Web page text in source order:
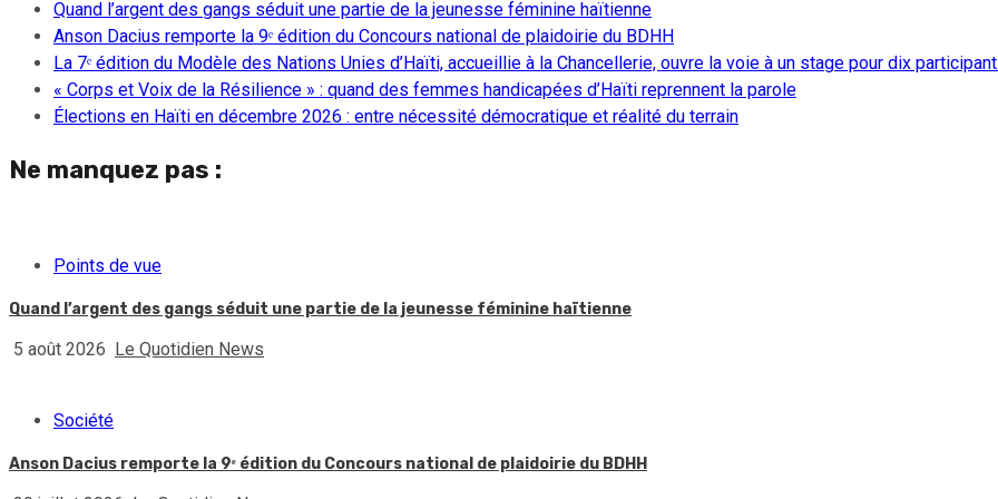
Quand l’argent des gangs séduit une partie de la jeunesse féminine haïtienne
Anson Dacius remporte la 9ᵉ édition du Concours national de plaidoirie du BDHH
La 7ᵉ édition du Modèle des Nations Unies d’Haïti, accueillie à la Chancellerie, ouvre la voie à un stage pour dix
« Corps et Voix de la Résilience » : quand des femmes handicapées d’Haïti reprennent la parole
Élections en Haïti en décembre 2026 : entre nécessité démocratique et réalité du terrain
Ne manquez pas :
Points de vue
Quand l’argent des gangs séduit une partie de la jeunesse féminine haïtienne
5 août 2026 Le Quotidien News
Société
Anson Dacius remporte la 9ᵉ édition du Concours national de plaidoirie du BDHH